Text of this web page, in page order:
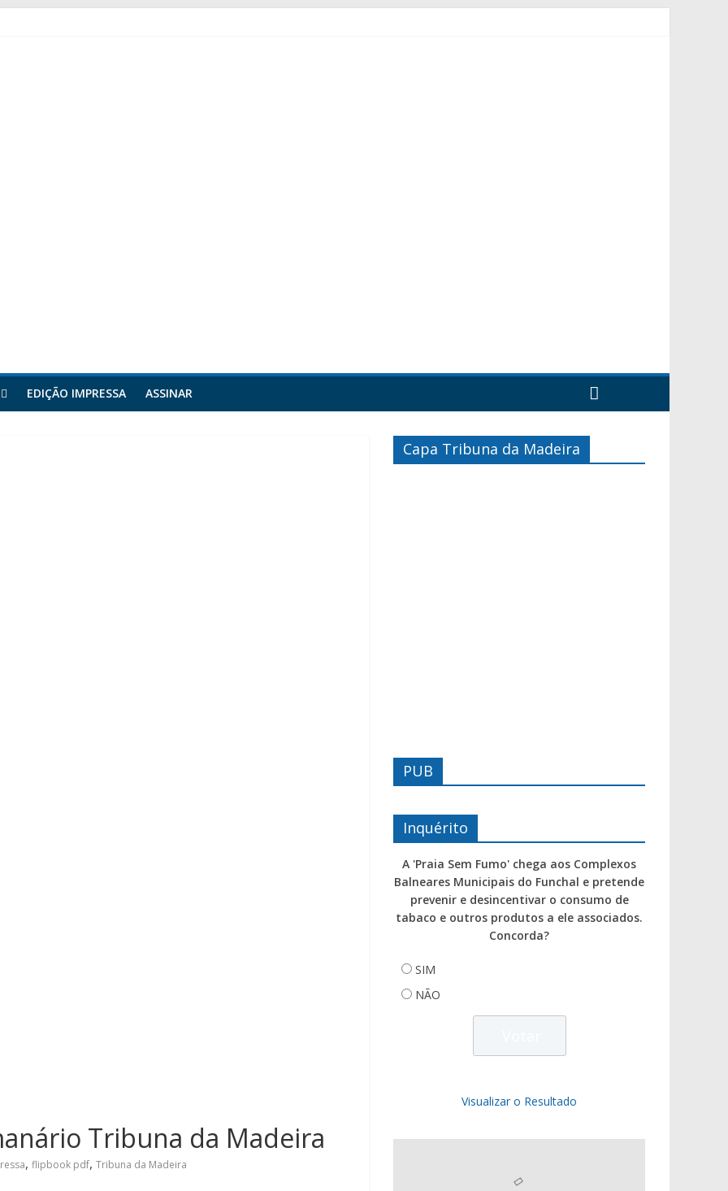
EDIÇÃO IMPRESSA ASSINAR
Tribuna da Madeira
, flipbook pdf, Tribuna da Madeira
Capa Tribuna da Madeira
PUB
Inquérito
A 'Praia Sem Fumo' chega aos Complexos
Balneares Municipais do Funchal e pretende
prevenir e desincentivar o consumo de
tabaco e outros produtos a ele associados.
Concorda?
SIM
NÃO
Visualizar o Resultado